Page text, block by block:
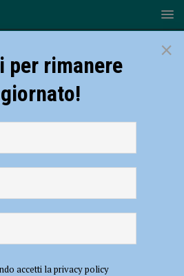
successo per la manifestazione Motus
×
per rimanere
accetti la privacy policy